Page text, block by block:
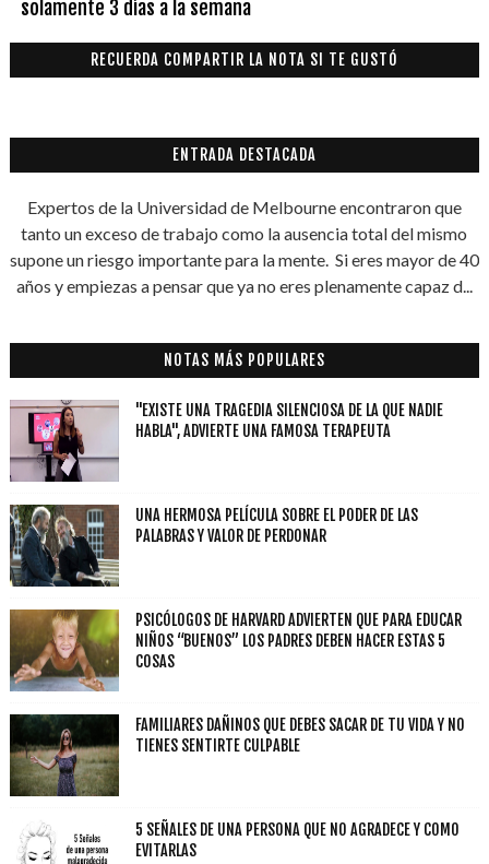
solamente 3 días a la semana
RECUERDA COMPARTIR LA NOTA SI TE GUSTÓ
ENTRADA DESTACADA
Expertos de la Universidad de Melbourne encontraron que
tanto un exceso de trabajo como la ausencia total del mismo
supone un riesgo importante para la mente. Si eres mayor de 40
años y empiezas a pensar que ya no eres plenamente capaz d...
NOTAS MÁS POPULARES
"EXISTE UNA TRAGEDIA SILENCIOSA DE LA QUE NADIE
HABLA", ADVIERTE UNA FAMOSA TERAPEUTA
UNA HERMOSA PELÍCULA SOBRE EL PODER DE LAS
PALABRAS Y VALOR DE PERDONAR
PSICÓLOGOS DE HARVARD ADVIERTEN QUE PARA EDUCAR
NIÑOS “BUENOS” LOS PADRES DEBEN HACER ESTAS 5
COSAS
FAMILIARES DAÑINOS QUE DEBES SACAR DE TU VIDA Y NO
TIENES SENTIRTE CULPABLE
5 SEÑALES DE UNA PERSONA QUE NO AGRADECE Y COMO
EVITARLAS